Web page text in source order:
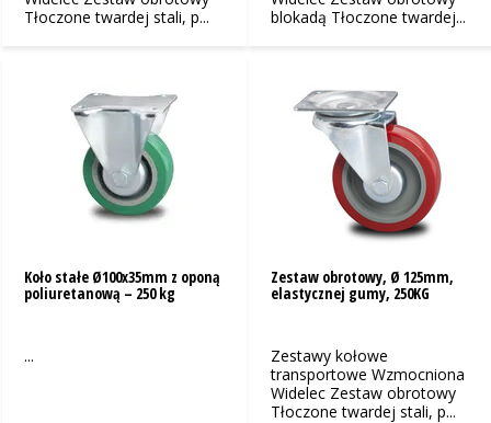
Tłoczone twardej stali, p...
blokadą Tłoczone twardej...
Koło stałe Ø100x35mm z oponą
poliuretanową – 250 kg
...
Zestaw obrotowy, Ø 125mm,
elastycznej gumy, 250KG
Zestawy kołowe
transportowe Wzmocniona
Widelec Zestaw obrotowy
Tłoczone twardej stali, p...